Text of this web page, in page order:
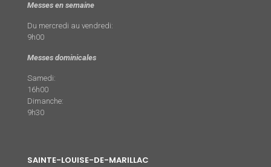
Messes en semaine
Du mercredi au vendredi:
9h00
Messes dominicales
Samedi:
16h00
Dimanche:
9h30
SAINTE-LOUISE-DE-MARILLAC